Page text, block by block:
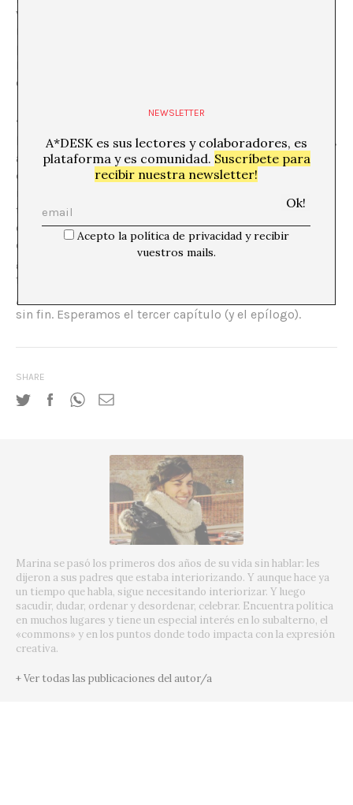
vínculos con un pensamiento que, casi de forma
natural, ha pasado del preguntarse por los conceptos a
preguntarse por cómo estos se entrelazan, algo que
Manen describía en el último
como “estructuras gramaticales”.
“El text: Principis i sortides” es un ciclo profundamente
ligado a su tiempo y su contexto físico, y a las personas,
afectos y trabajos que lo conforman. Pero también, y
quizás sobre todo, recaiga probablemente su punto al
respeto por una genealogía de la historia (ahora sí, en
términos no narrativos) del arte, ubicando a sus
comisarios y a la selección de los agentes del ciclo, en
ese lugar al que pertenecen los acontecimientos que
generan un punto de inflexión. Y eso sin renunciar, de
forma casi automática, a la apertura hacia nuevos
posibles
sin fin. Esperamos el tercer capítulo (y el epílogo).
SHARE
Marina se pasó los primeros dos años de su vida sin hablar: les
dijeron a sus padres que estaba interiorizando. Y aunque hace ya
un tiempo que habla, sigue necesitando interiorizar. Y luego
sacudir, dudar, ordenar y desordenar, celebrar. Encuentra política
en muchos lugares y tiene un especial interés en lo subalterno, el
«commons» y en los puntos donde todo impacta con la expresión
creativa.
+ Ver todas las publicaciones del autor/a
NEWSLETTER
A*DESK es sus lectores y colaboradores, es
plataforma y es comunidad. Suscríbete para
recibir nuestra newsletter!
Acepto la política de privacidad y recibir
vuestros mails.